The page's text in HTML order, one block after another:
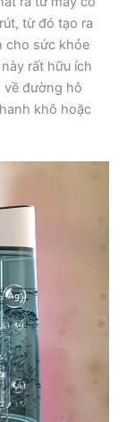
từ đó tạo ra
cho sức khỏe
rất hữu ích
về đường hô
khô hoặc